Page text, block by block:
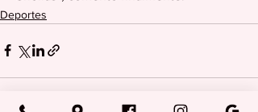
Deportes